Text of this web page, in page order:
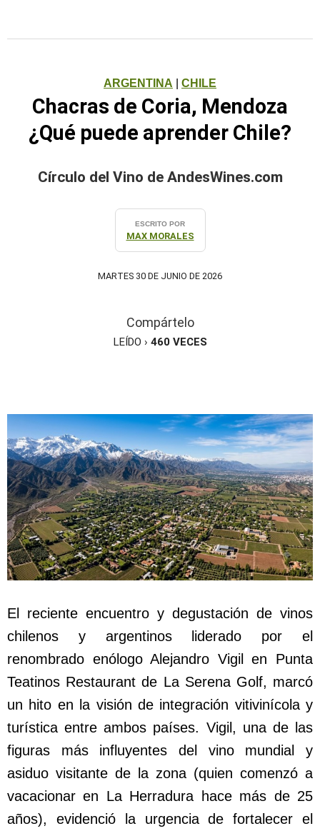
ARGENTINA CHILE
Chacras de Coria, Mendoza
¿Qué puede aprender Chile?
Círculo del Vino de AndesWines.com
ESCRITO POR
MAX MORALES
MARTES 30 DE JUNIO DE 2026
Compártelo
LEÍDO › 460VECES
El reciente encuentro y degustación de vinos
chilenos y argentinos liderado por el
renombrado enólogo Alejandro Vigil en Punta
Teatinos Restaurant de La Serena Golf, marcó
un hito en la visión de integración vitivinícola y
turística entre ambos países. Vigil, una de las
figuras más influyentes del vino mundial y
asiduo visitante de la zona (quien comenzó a
vacacionar en La Herradura hace más de 25
años), evidenció la urgencia de fortalecer el